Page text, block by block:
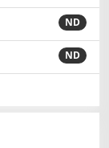
ND
ND